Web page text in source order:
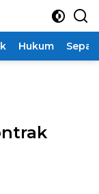
Hukum